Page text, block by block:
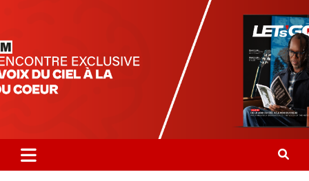
letsgomedia-ci.com